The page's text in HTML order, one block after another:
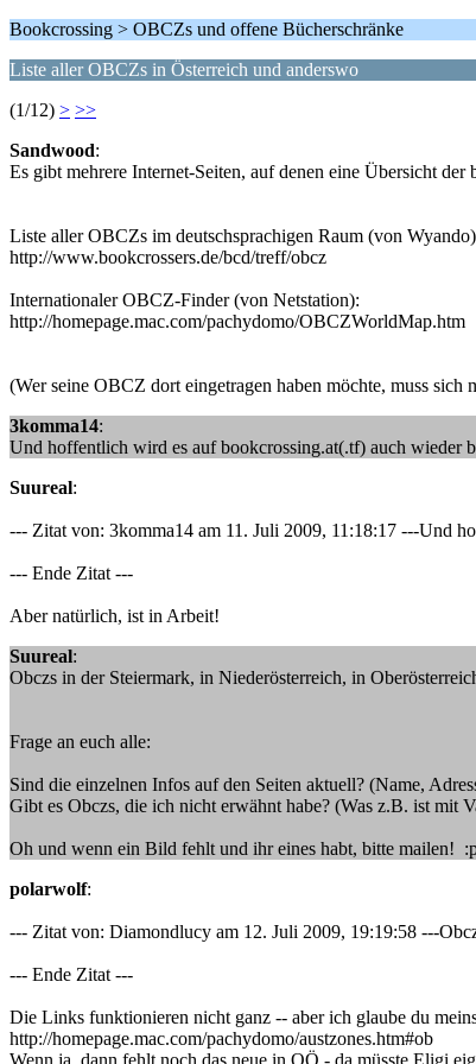
Bookcrossing > OBCZs und offene Bücherschränke
Liste aller OBCZs in Österreich und anderswo
(1/12) > >>
Sandwood:
Es gibt mehrere Internet-Seiten, auf denen eine Übersicht
Liste aller OBCZs im deutschsprachigen Raum (von
http://www.bookcrossers.de/bcd/treff/obcz
Internationaler OBCZ-Finder (von Netstation):
http://homepage.mac.com/pachydomo/OBCZWorldMap.htm
(Wer seine OBCZ dort eingetragen haben möchte, muss
3komma14:
Und hoffentlich wird es auf bookcrossing.at(.tf) auch wieder
Suureal:
--- Zitat von: 3komma14 am 11. Juli 2009, 11:18:17 ---Und
--- Ende Zitat ---
Aber natürlich, ist in Arbeit!
Suureal:
Obczs in der Steiermark, in Niederösterreich, in
Frage an euch alle:
Sind die einzelnen Infos auf den Seiten aktuell? (Name,
Gibt es Obczs, die ich nicht erwähnt habe? (Was z.B. ist mit
Oh und wenn ein Bild fehlt und ihr eines habt, bitte mailen!
polarwolf:
--- Zitat von: Diamondlucy am 12. Juli 2009, 19:19:58 ---
--- Ende Zitat ---
Die Links funktionieren nicht ganz -- aber ich glaube du
http://homepage.mac.com/pachydomo/austzones.htm#ob
Wenn ja, dann fehlt noch das neue in OÖ - da müsste Eligi